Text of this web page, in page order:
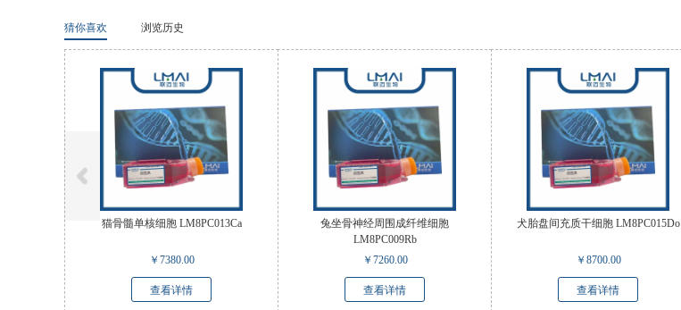
猜你喜欢 浏览历史
猫骨髓单核细胞 LM8PC013Ca
￥ 7380.00
查看详情
兔坐骨神经周围成纤维细胞
LM8PC009Rb
￥ 7260.00
查看详情
犬胎盘间充质干细胞 LM8PC015Do
￥ 8700.00
查看详情